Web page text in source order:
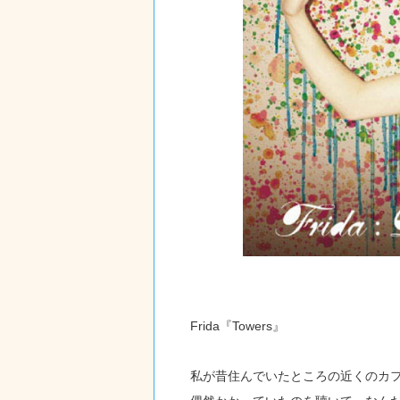
Frida『Towers』
私が昔住んでいたところの近くのカ